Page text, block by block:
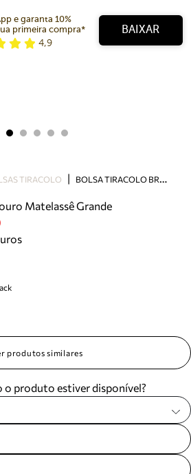
pedidos, devoluções e mais.
pedidos e solicite devoluções.
e garanta 10%
primeira compra*
4,9
BAIXAR
TIRACOLO B
OLSA TIRACOLO BRANCA COURO MATELASSÊ GRANDE
Matelassê Grande
produtos similares
o produto estiver disponível?